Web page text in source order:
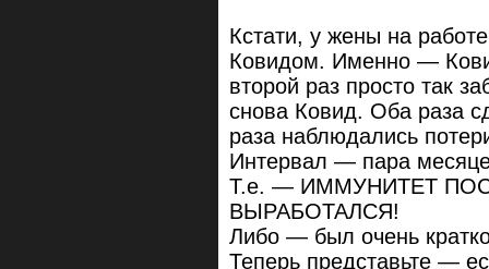
Кстати, у жены на
Ковидом. Именно —
второй раз просто так
снова Ковид. Оба раза
раза наблюдались
Интервал — пара
Т.е. — ИММУНИТЕТ
ВЫРАБОТАЛСЯ!
Либо — был очень
Теперь представьте —